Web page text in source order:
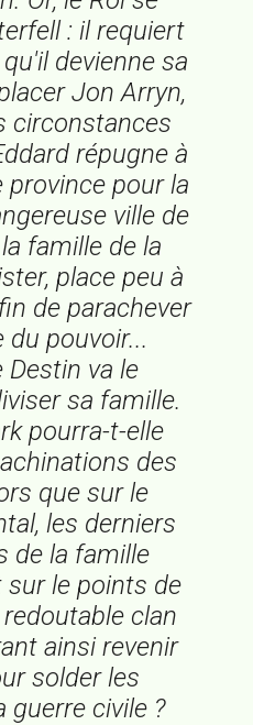
: il requiert
devienne sa
Jon Arryn,
circonstances
répugne à
pour la
ville de
famille de la
place peu à
de parachever
pouvoir...
Destin va le
sa famille.
pourra-t-elle
des
que sur le
les derniers
de la famille
sur le points de
clan
ainsi revenir
solder les
guerre civile ?